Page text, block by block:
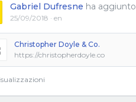
Gabriel Dufresne ha aggiunto
25/09/2018 · en
Christopher Doyle & Co.
https://christopherdoyle.co